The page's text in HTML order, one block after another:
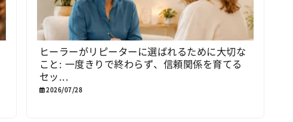
ヒーラーがリピーターに選ばれるために大切な
こと: 一度きりで終わらず、信頼関係を育てる
セッ...
2026/07/28